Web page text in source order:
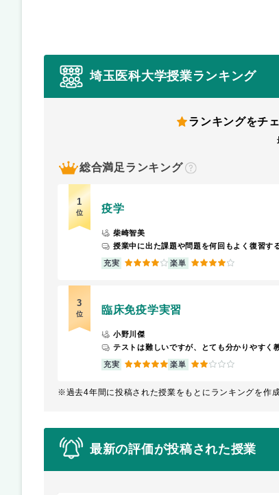
埼玉医科大学授業ランキング
ランキングをチ
総合満足ランキング
？
1
位 疫学
柴崎智美
充実 4 楽単 4
3
位 臨床免疫学実習
小野川傑
充実 5 楽単 2
※過去4年間に投稿された授業をもとにランキングを作成
最新の評価が投稿された授業